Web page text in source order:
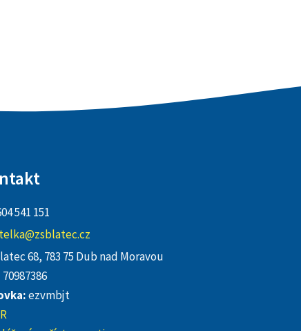
541 151
68, 783 75 Dub nad Moravou
70987386
ezvmbjt